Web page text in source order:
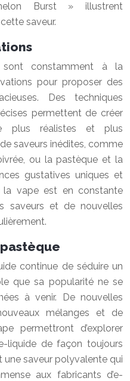
Burst » illustrent
saveur.
sont constamment à la
pour proposer des
Des techniques
permettent de créer
plus réalistes et plus
saveurs inédites, comme
ou la pastèque et la
gustatives uniques et
la vape est en constante
saveurs et de nouvelles
pastèque
continue de séduire un
que sa popularité ne se
à venir. De nouvelles
mélanges et de
permettront d’explorer
liquide de façon toujours
une saveur polyvalente qui
aux fabricants d’e-